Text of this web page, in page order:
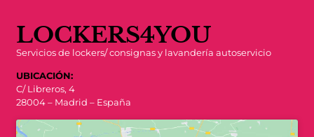
LOCKERS4YOU
Servicios de lockers/ consignas y lavandería autoservicio
UBICACIÓN:
C/ Libreros, 4
28004 – Madrid – España